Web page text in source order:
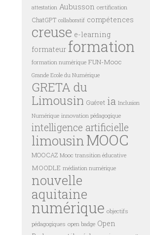
attestation Aubusson certification
ChatGPT collaboratif compétences
creuse e-learning
formateur formation
formation numérique FUN-Mooc
Grande Ecole du Numérique
GRETA du
Limousin Guéret ia Inclusion
Numérique innovation pédagogique
intelligence artificielle
limousin MOOC
MOOCAZ Mooc transition éducative
MOODLE médiation numérique
nouvelle
aquitaine
numérique objectifs
pédagogiques open badge Open